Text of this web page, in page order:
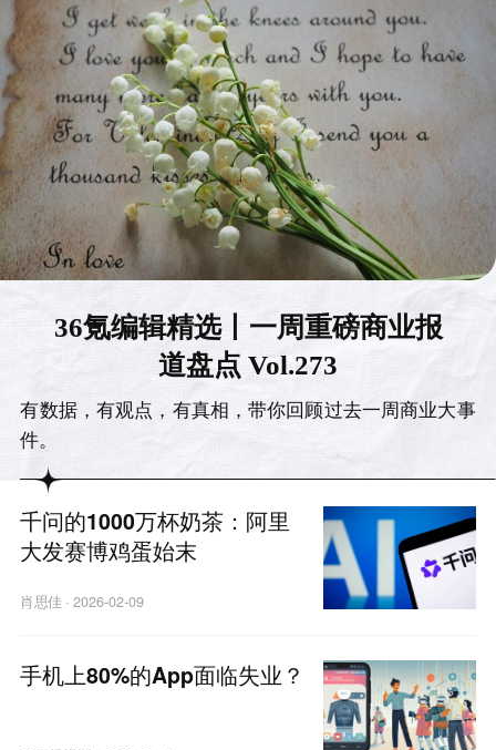
36氪编辑精选丨一周重磅商业报
道盘点 Vol.273
有数据，有观点，有真相，带你回顾过去一周商业大事
件。
千问的1000万杯奶茶：阿里
大发赛博鸡蛋始末
肖思佳 ·2026-02-09
手机上80%的App面临失业？